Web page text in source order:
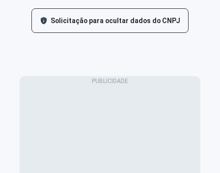
Solicitação para ocultar dados do CNPJ